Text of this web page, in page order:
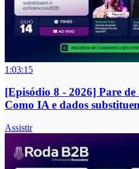
1:03:15
[Episódio 8 - 2026] Pare
Como IA e dados
Assistir